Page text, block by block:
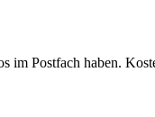
Postfach haben.